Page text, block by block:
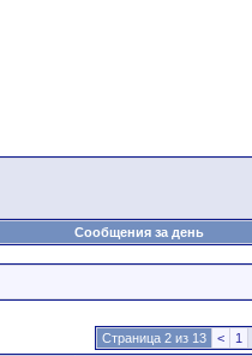
Сообщения за день
Страница 2 из 13 < 1